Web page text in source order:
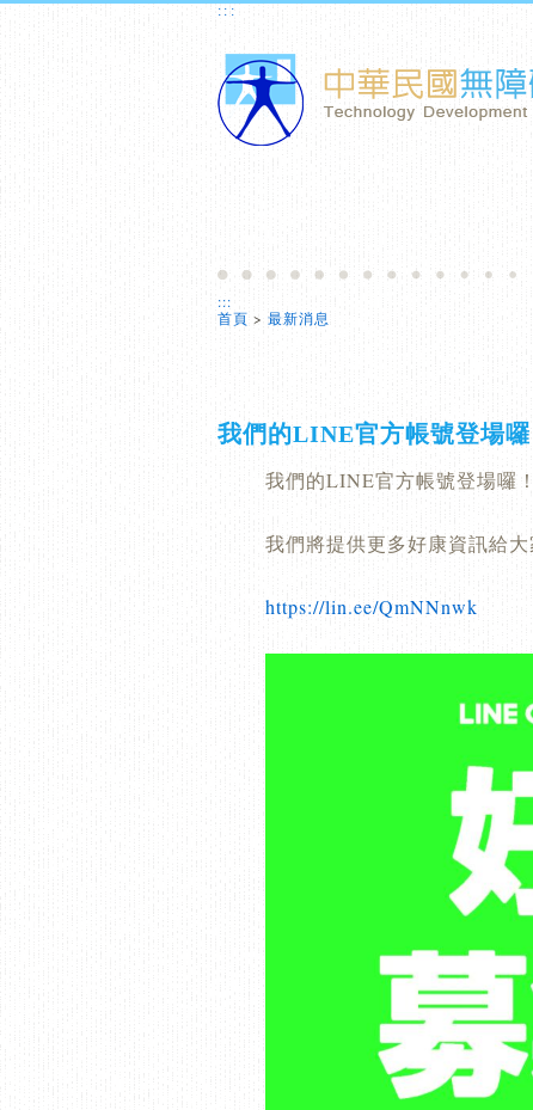
:::
:::
首頁 > 最新消息
我們的LINE官方帳號登場囉
我們的LINE官方帳號登場囉！
我們將提供更多好康資訊給
https://lin.ee/QmNNnwk